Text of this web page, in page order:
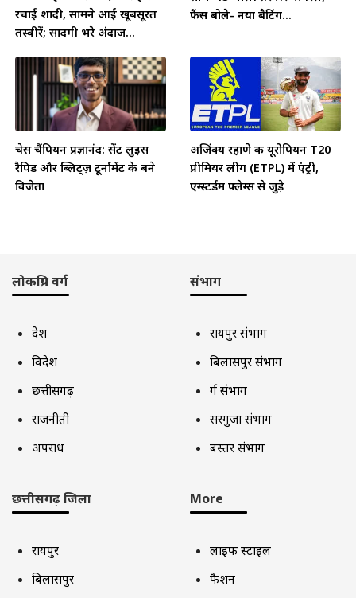
रचाई शादी, सामने आईं खूबसूरत
तस्वीरें; सादगी भरे अंदाज...
फैंस बोले- नया बैटिंग...
चेस चैंपियन प्रज्ञानंद: सेंट लुइस
रैपिड और ब्लिट्ज़ टूर्नामेंट के बने
विजेता
अजिंक्य रहाणे की यूरोपियन T20
प्रीमियर लीग (ETPL) में एंट्री,
एम्स्टर्डम फ्लेम्स से जुड़े
लोकप्रिय वर्ग
देश
विदेश
छत्तीसगढ़
राजनीती
अपराध
संभाग
रायपुर संभाग
बिलासपुर संभाग
दुर्ग संभाग
सरगुजा संभाग
बस्तर संभाग
छत्तीसगढ़ जिला
रायपुर
बिलासपुर
More
लाइफ स्टाइल
फैशन